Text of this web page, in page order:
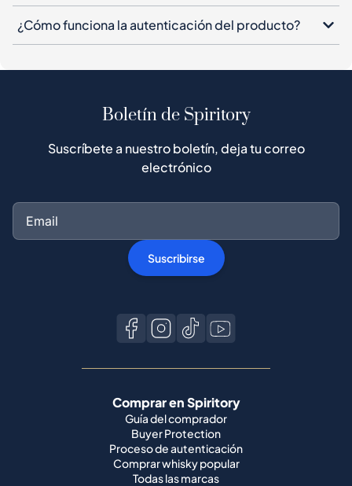
¿Cómo funciona la autenticación del producto?
Boletín de Spiritory
Suscríbete a nuestro boletín, deja tu correo
electrónico
Suscribirse
Comprar en Spiritory
Guía del comprador
Buyer Protection
Proceso de autenticación
Comprar whisky popular
Todas las marcas